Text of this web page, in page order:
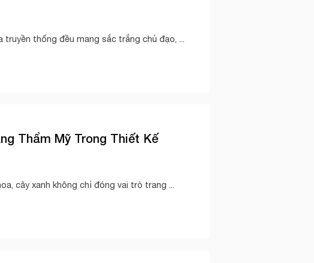
truyền thống đều mang sắc trắng chủ đạo, ...
Thẩm Mỹ Trong Thiết Kế
cây xanh không chỉ đóng vai trò trang ...